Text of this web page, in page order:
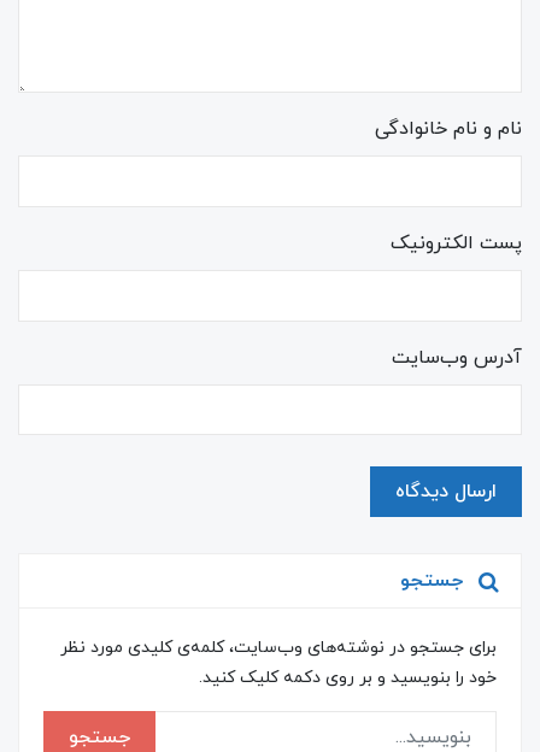
نام و نام خانوادگی
پست الکترونیک
آدرس وب‌سایت
ارسال دیدگاه
جستجو
برای جستجو در نوشته‌های وب‌سایت، کلمه‌ی کلیدی مورد نظر
خود را بنویسید و بر روی دکمه کلیک کنید.
جستجو